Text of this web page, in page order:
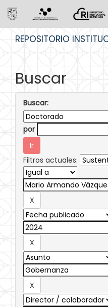
REPOSITORIO
Buscar
Buscar:
por
Filtros actuales: